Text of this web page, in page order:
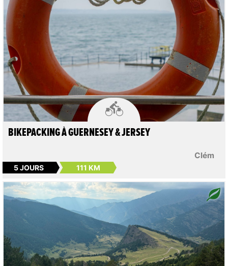

Clém
BIKEPACKING À GUERNESEY & JERSEY
5 JOURS 111 KM